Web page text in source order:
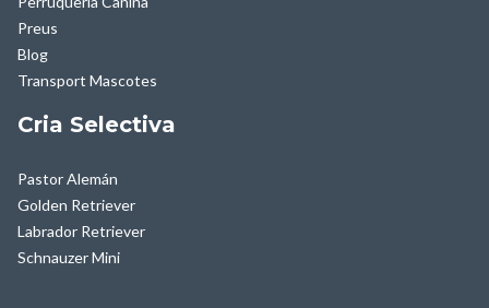
Preus
Blog
Transport Mascotes
Cria Selectiva
Pastor Alemán
Golden Retriever
Labrador Retriever
Schnauzer Mini